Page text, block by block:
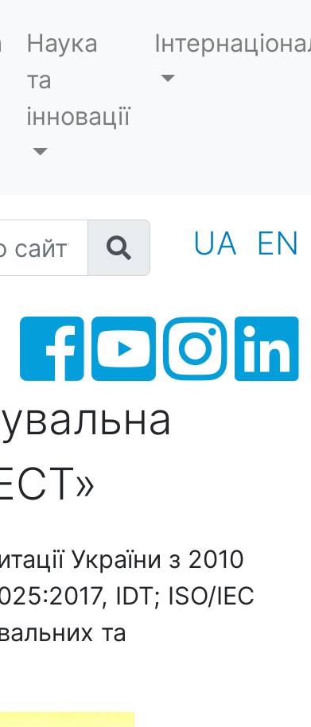
Наука
та
інновації
UA EN
України з 2010
IDT; ISO/IEC
та